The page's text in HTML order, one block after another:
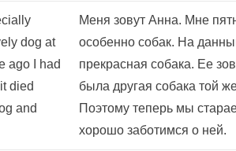
dog at
ago I had
died
and
Меня зовут Анна. Мне
особенно собак. На
прекрасная собака. Ее
была другая собака той
Поэтому теперь мы
хорошо заботимся о ней.